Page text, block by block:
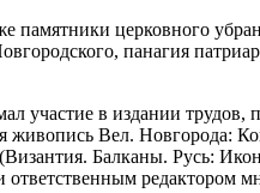
церковного
панагия
участие в издании
живопись Вел. Новгорода:
Балканы. Русь:
редактором